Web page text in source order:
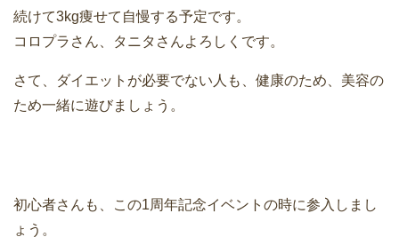
続けて3kg痩せて自慢する予定です。
コロプラさん、タニタさんよろしくです。
さて、ダイエットが必要でない人も、健康のため、美容の
ため一緒に遊びましょう。
初心者さんも、この1周年記念イベントの時に参入しまし
ょう。